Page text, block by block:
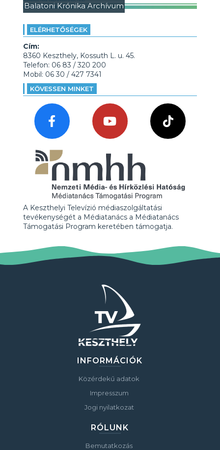
Balatoni Krónika Archívum
ELÉRHETŐSÉGEK
Cím:
8360 Keszthely, Kossuth L. u. 45.
Telefon: 06 83 / 320 200
Mobil: 06 30 / 427 7341
KÖVESSEN MINKET
A Keszthelyi Televízió médiaszolgáltatási
tevékenységét a Médiatanács a Médiatanács
Támogatási Program keretében támogatja.
INFORMÁCIÓK
Közérdekű adatok
Impresszum
Jogi nyilatkozat
RÓLUNK
Bemutatkozás